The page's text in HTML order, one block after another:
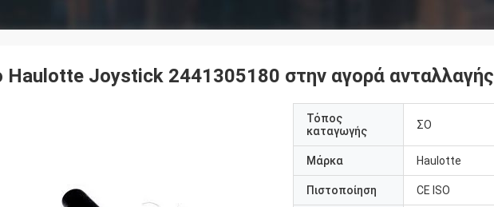
Haulotte Joystick 2441305180 στην αγορά ανταλλαγής
Τόπος
καταγωγής
ΣΟ
Μάρκα Haulotte
Πιστοποίηση CE ISO